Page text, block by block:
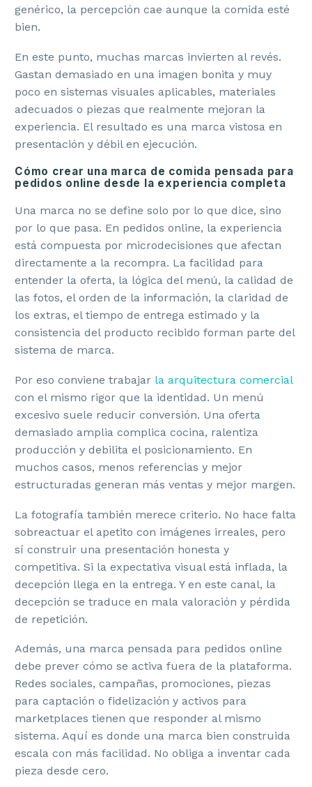
genérico, la percepción cae aunque la comida esté
bien.
En este punto, muchas marcas invierten al revés.
Gastan demasiado en una imagen bonita y muy
poco en sistemas visuales aplicables, materiales
adecuados o piezas que realmente mejoran la
experiencia. El resultado es una marca vistosa en
presentación y débil en ejecución.
Cómo crear una marca de comida pensada para
pedidos online desde la experiencia completa
Una marca no se define solo por lo que dice, sino
por lo que pasa. En pedidos online, la experiencia
está compuesta por microdecisiones que afectan
directamente a la recompra. La facilidad para
entender la oferta, la lógica del menú, la calidad de
las fotos, el orden de la información, la claridad de
los extras, el tiempo de entrega estimado y la
consistencia del producto recibido forman parte del
sistema de marca.
Por eso conviene trabajar la arquitectura comercial
con el mismo rigor que la identidad. Un menú
excesivo suele reducir conversión. Una oferta
demasiado amplia complica cocina, ralentiza
producción y debilita el posicionamiento. En
muchos casos, menos referencias y mejor
estructuradas generan más ventas y mejor margen.
La fotografía también merece criterio. No hace falta
sobreactuar el apetito con imágenes irreales, pero
sí construir una presentación honesta y
competitiva. Si la expectativa visual está inflada, la
decepción llega en la entrega. Y en este canal, la
decepción se traduce en mala valoración y pérdida
de repetición.
Además, una marca pensada para pedidos online
debe prever cómo se activa fuera de la plataforma.
Redes sociales, campañas, promociones, piezas
para captación o fidelización y activos para
marketplaces tienen que responder al mismo
sistema. Aquí es donde una marca bien construida
escala con más facilidad. No obliga a inventar cada
pieza desde cero.